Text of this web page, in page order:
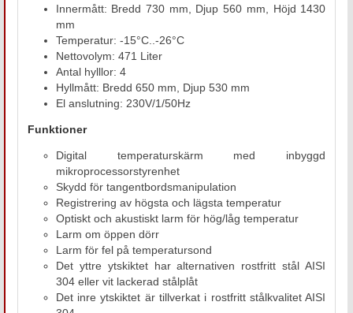
Innermått: Bredd 730 mm, Djup 560 mm, Höjd 1430
mm
Temperatur: -15°C..-26°C
Nettovolym: 471 Liter
Antal hylllor: 4
Hyllmått: Bredd 650 mm, Djup 530 mm
El anslutning: 230V/1/50Hz
Funktioner
Digital temperaturskärm med inbyggd
mikroprocessorstyrenhet
Skydd för tangentbordsmanipulation
Registrering av högsta och lägsta temperatur
Optiskt och akustiskt larm för hög/låg temperatur
Larm om öppen dörr
Larm för fel på temperatursond
Det yttre ytskiktet har alternativen rostfritt stål AISI
304 eller vit lackerad stålplåt
Det inre ytskiktet är tillverkat i rostfritt stålkvalitet AISI